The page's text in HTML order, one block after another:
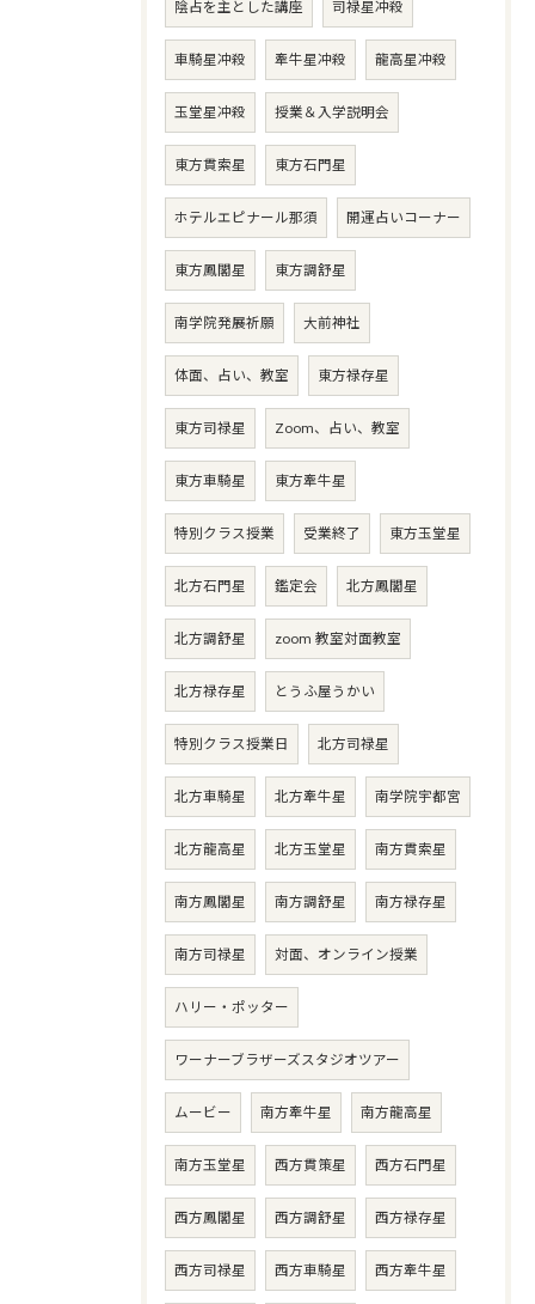
陰占を主とした講座 司禄星冲殺
車騎星冲殺 牽牛星冲殺 龍高星冲殺
玉堂星冲殺 授業＆入学説明会
東方貫索星 東方石門星
ホテルエピナール那須 開運占いコーナー
東方鳳閣星 東方調舒星
南学院発展祈願 大前神社
体面、占い、教室 東方禄存星
東方司禄星 Zoom、占い、教室
東方車騎星 東方牽牛星
特別クラス授業 受業終了 東方玉堂星
北方石門星 鑑定会 北方鳳閣星
北方調舒星 zoom 教室対面教室
北方禄存星 とうふ屋うかい
特別クラス授業日 北方司禄星
北方車騎星 北方牽牛星 南学院宇都宮
北方龍高星 北方玉堂星 南方貫索星
南方鳳閣星 南方調舒星 南方禄存星
南方司禄星 対面、オンライン授業
ハリー・ポッター
ワーナーブラザーズスタジオツアー
ムービー 南方牽牛星 南方龍高星
南方玉堂星 西方貫策星 西方石門星
西方鳳閣星 西方調舒星 西方禄存星
西方司禄星 西方車騎星 西方牽牛星